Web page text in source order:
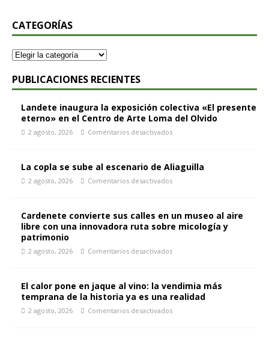
CATEGORÍAS
PUBLICACIONES RECIENTES
Landete inaugura la exposición colectiva «El presente
eterno» en el Centro de Arte Loma del Olvido
2 agosto, 2026 Comentarios desactivados
La copla se sube al escenario de Aliaguilla
2 agosto, 2026 Comentarios desactivados
Cardenete convierte sus calles en un museo al aire
libre con una innovadora ruta sobre micología y
patrimonio
2 agosto, 2026 Comentarios desactivados
El calor pone en jaque al vino: la vendimia más
temprana de la historia ya es una realidad
2 agosto, 2026 Comentarios desactivados